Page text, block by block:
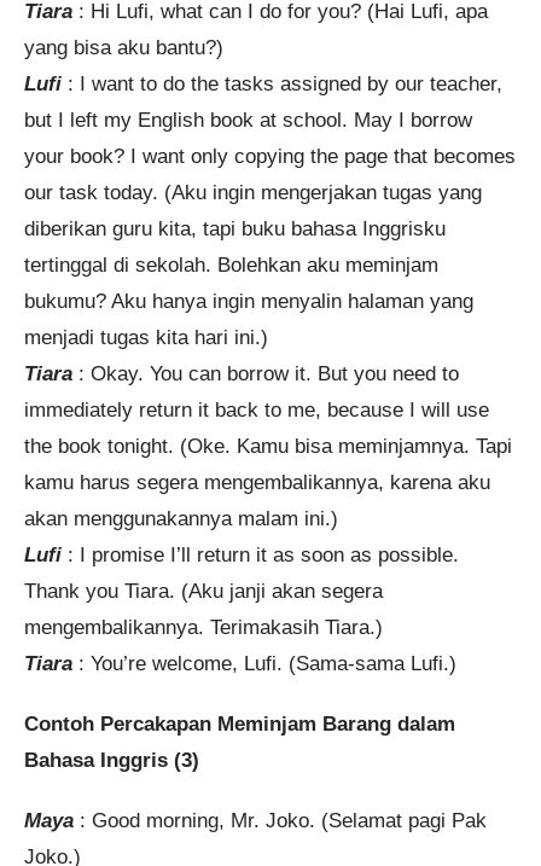
Tiara : Hi Lufi, what can I do for you? (Hai Lufi, apa
yang bisa aku bantu?)
Lufi : I want to do the tasks assigned by our teacher,
but I left my English book at school. May I borrow
your book? I want only copying the page that becomes
our task today. (Aku ingin mengerjakan tugas yang
diberikan guru kita, tapi buku bahasa Inggrisku
tertinggal di sekolah. Bolehkan aku meminjam
bukumu? Aku hanya ingin menyalin halaman yang
menjadi tugas kita hari ini.)
Tiara : Okay. You can borrow it. But you need to
immediately return it back to me, because I will use
the book tonight. (Oke. Kamu bisa meminjamnya. Tapi
kamu harus segera mengembalikannya, karena aku
akan menggunakannya malam ini.)
Lufi : I promise I’ll return it as soon as possible.
Thank you Tiara. (Aku janji akan segera
mengembalikannya. Terimakasih Tiara.)
Tiara : You’re welcome, Lufi. (Sama-sama Lufi.)
Contoh Percakapan Meminjam Barang dalam
Bahasa Inggris (3)
Maya : Good morning, Mr. Joko. (Selamat pagi Pak
Joko.)